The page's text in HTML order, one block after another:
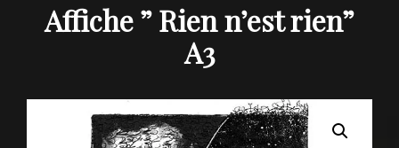
Affiche ” Rien n’est rien”
A3